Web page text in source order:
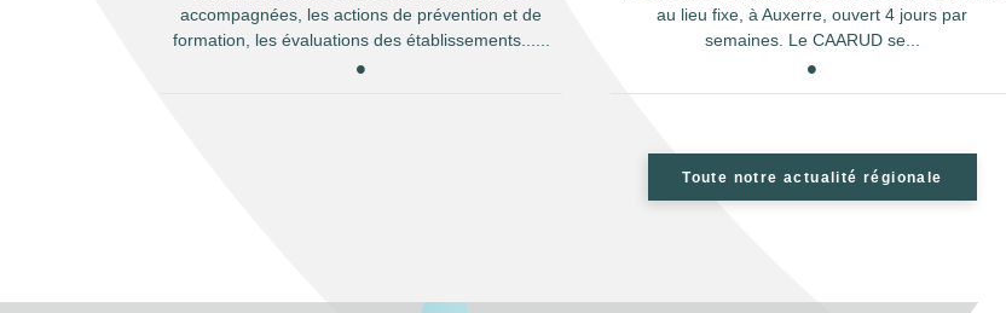
accompagnées, les actions de prévention et de
formation, les évaluations des établissements......
au lieu fixe, à Auxerre, ouvert 4 jours par
semaines. Le CAARUD se...
Toute notre actualité régionale